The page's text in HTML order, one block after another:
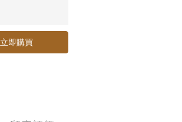
立即購買